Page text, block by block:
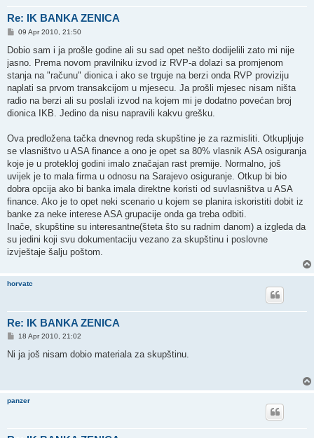
Re: IK BANKA ZENICA
P
s
09 Apr 2010, 21:50
Dobio sam i ja prošle godine ali su sad opet nešto dodijelili zato mi nije
jasno. Prema novom pravilniku izvod iz RVP-a dolazi sa promjenom
stanja na "računu" dionica i ako se trguje na berzi onda RVP proviziju
naplati sa prvom transakcijom u mjesecu. Ja prošli mjesec nisam ništa
radio na berzi ali su poslali izvod na kojem mi je dodatno povećan broj
dionica IKB. Jedino da nisu napravili kakvu grešku.
Ova predložena tačka dnevnog reda skupštine je za razmisliti. Otkupljuje
se vlasništvo u ASA finance a ono je opet sa 80% vlasnik ASA osiguranja
koje je u protekloj godini imalo značajan rast premije. Normalno, još
uvijek je to mala firma u odnosu na Sarajevo osiguranje. Otkup bi bio
dobra opcija ako bi banka imala direktne koristi od suvlasništva u ASA
finance. Ako je to opet neki scenario u kojem se planira iskoristiti dobit iz
banke za neke interese ASA grupacije onda ga treba odbiti.
Inače, skupštine su interesantne(šteta što su radnim danom) a izgleda da
su jedini koji svu dokumentaciju vezano za skupštinu i poslovne
izvještaje šalju poštom.
horvatc
Re: IK BANKA ZENICA
P
s
18 Apr 2010, 21:02
Ni ja još nisam dobio materiala za skupštinu.
panzer